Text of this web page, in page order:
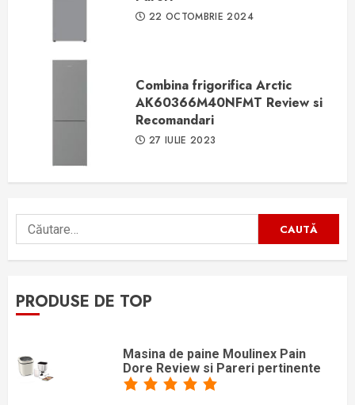
22 OCTOMBRIE 2024
Combina frigorifica Arctic
AK60366M40NFMT Review si
Recomandari
27 IULIE 2023
Caută
după:
PRODUSE DE TOP
Masina de paine Moulinex Pain
Dore Review si Pareri pertinente